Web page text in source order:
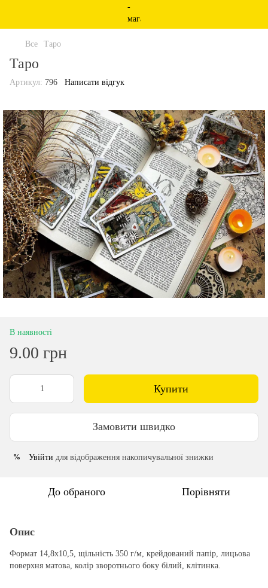
Все Таро
Таро
Артикул: 796 Написати відгук
В наявності
9.00 грн
Купити
Замовити швидко
% Увійти для відображення накопичувальної знижки
До обраного Порівняти
Опис
Формат 14,8х10,5, щільність 350 г/м, крейдований папір, лицьова
поверхня матова, колір зворотнього боку білий, клітинка.